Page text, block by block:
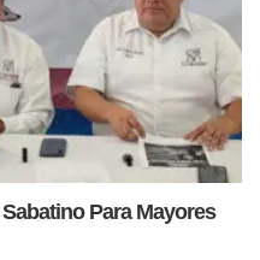
Para Mayores